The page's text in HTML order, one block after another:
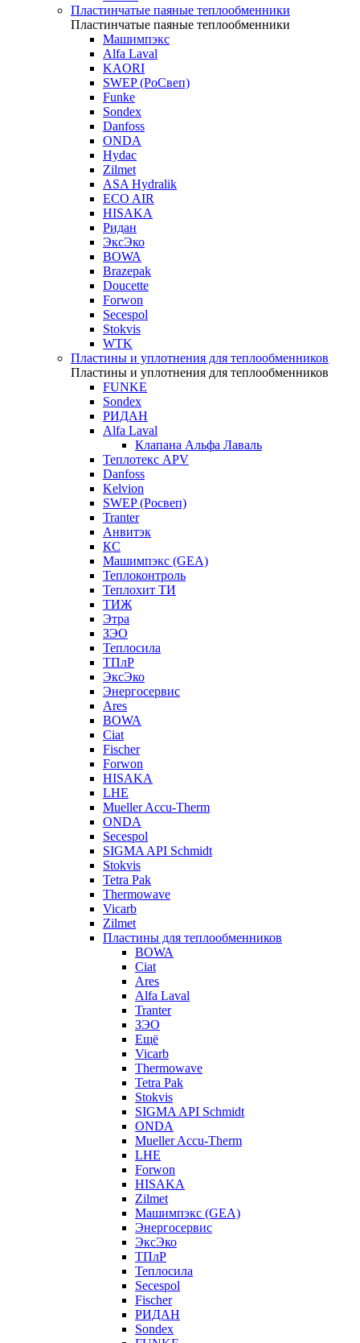
Пластинчатые паяные теплообменники
Пластинчатые паяные теплообменники
Машимпэкс
Alfa Laval
KAORI
SWEP (РоСвеп)
Funke
Sondex
Danfoss
ONDA
Hydac
Zilmet
ASA Hydralik
ECO AIR
HISAKA
Ридан
ЭксЭко
BOWA
Brazepak
Doucette
Forwon
Secespol
Stokvis
WTK
Пластины и уплотнения для теплообменников
Пластины и уплотнения для теплообменников
FUNKE
Sondex
РИДАН
Alfa Laval
Клапана Альфа Лаваль
Теплотекс APV
Danfoss
Kelvion
SWEP (Росвеп)
Tranter
Анвитэк
КС
Машимпэкс (GEA)
Теплоконтроль
Теплохит ТИ
ТИЖ
Этра
ЗЭО
Теплосила
ТПлР
ЭксЭко
Энергосервис
Ares
BOWA
Ciat
Fischer
Forwon
HISAKA
LHE
Mueller Accu-Therm
ONDA
Secespol
SIGMA API Schmidt
Stokvis
Tetra Pak
Thermowave
Vicarb
Zilmet
Пластины для теплообменников
BOWA
Ciat
Ares
Alfa Laval
Tranter
ЗЭО
Ещё
Vicarb
Thermowave
Tetra Pak
Stokvis
SIGMA API Schmidt
ONDA
Mueller Accu-Therm
LHE
Forwon
HISAKA
Zilmet
Машимпэкс (GEA)
Энергосервис
ЭксЭко
ТПлР
Теплосила
Secespol
Fischer
РИДАН
Sondex